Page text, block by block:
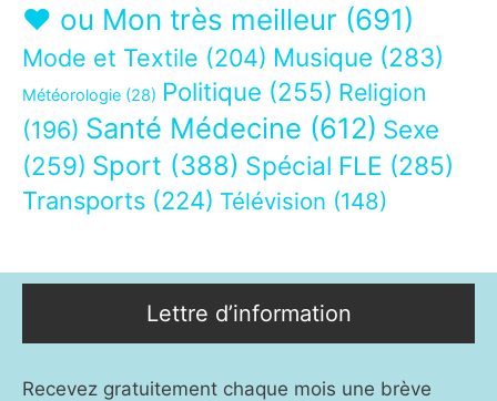
❤ ou Mon très meilleur (691)
Mode et Textile (204) Musique (283)
Météorologie (28) Politique (255) Religion
(196) Santé Médecine (612) Sexe
(259) Sport (388) Spécial FLE (285)
Transports (224) Télévision (148)
Lettre d’information
Recevez gratuitement chaque mois une brève